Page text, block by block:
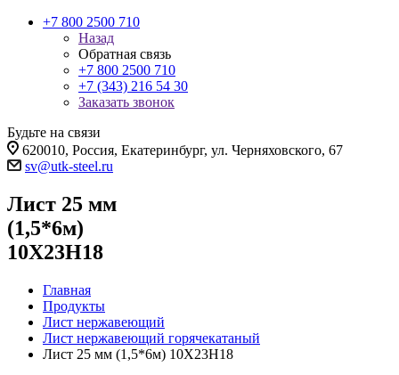
+7 800 2500 710
Назад
Обратная связь
+7 800 2500 710
+7 (343) 216 54 30
Заказать звонок
Будьте на связи
620010, Россия, Екатеринбург, ул. Черняховского, 67
sv@utk-steel.ru
Лист 25 мм
(1,5*6м)
10Х23Н18
Главная
Продукты
Лист нержавеющий
Лист нержавеющий горячекатаный
Лист 25 мм (1,5*6м) 10Х23Н18